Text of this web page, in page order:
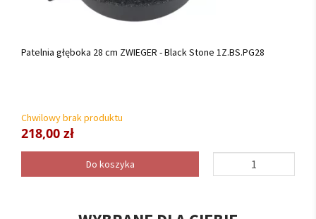
Patelnia głęboka 28 cm ZWIEGER - Black Stone 1Z.BS.PG28
Chwilowy brak produktu
218,00 zł
Do koszyka